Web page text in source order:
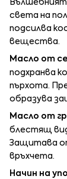
света на
подсилва
вещества.
Масло от
подхранва
пърхота.
образува
Масло от
блестящ
Защитава
връхчета.
Начин на